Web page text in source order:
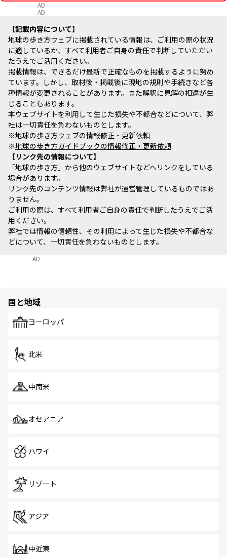
AD
AD
記載内容について
地球の歩き方ウェブに掲載されている情報は、ご利用の際の状況
に適しているか、すべて利用者ご自身の責任で判断していただい
たうえでご活用ください。
掲載情報は、できるだけ最新で正確なものを掲載するように努め
ています。しかし、取材後・掲載後に現地の規則や手続きなど各
種情報が変更されることがあります。また解釈に見解の相違が生
じることもあります。
本ウェブサイトを利用して生じた損失や不都合などについて、弊
社は一切責任を負わないものとします。
※地球の歩き方ウェブの情報修正・更新依頼
※地球の歩き方ガイドブックの情報修正・更新依頼
リンク先の情報について
「地球の歩き方」から他のウェブサイトなどへリンクをしている
場合があります。
リンク先のコンテンツ情報は弊社が運営管理しているものではあ
りません。
ご利用の際は、すべて利用者ご自身の責任で判断したうえでご活
用ください。
弊社では情報の信頼性、その利用によって生じた損失や不都合な
どについて、一切責任を負わないものとします。
AD
国と地域
ヨーロッパ
北米
中南米
オセアニア
ハワイ
リゾート
アジア
中近東